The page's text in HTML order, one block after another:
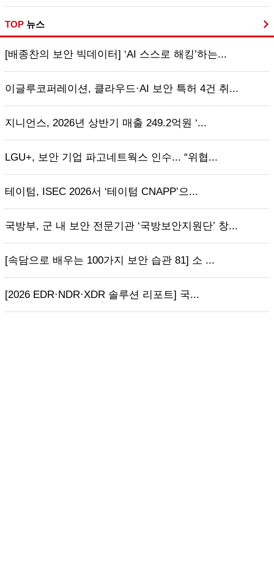
TOP 뉴스
[배종찬의 보안 빅데이터] ‘AI 스스로 해킹’하는...
이글루코퍼레이션, 클라우드·AI 보안 특허 4건 취...
지니언스, 2026년 상반기 매출 249.2억원 ‘...
LGU+, 보안 기업 파고네트웍스 인수... “위협...
테이텀, ISEC 2026서 ‘테이텀 CNAPP’으...
국방부, 군 내 보안 전문기관 ‘국방보안지원단’ 창...
[속담으로 배우는 100가지 보안 습관 81] 소 ...
[2026 EDR·NDR·XDR 솔루션 리포트] 국...